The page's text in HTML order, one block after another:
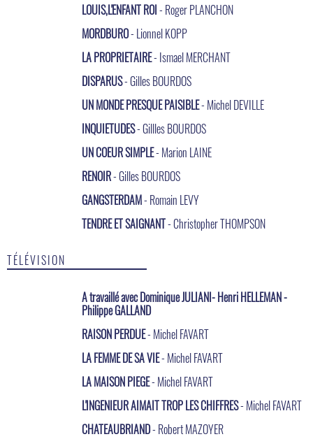
LOUIS,L'ENFANT ROI- Roger PLANCHON
MORDBURO- Lionnel KOPP
LA PROPRIETAIRE- Ismael MERCHANT
DISPARUS- Gilles BOURDOS
UN MONDE PRESQUE PAISIBLE- Michel DEVILLE
INQUIETUDES- Gillles BOURDOS
UN COEUR SIMPLE- Marion LAINE
RENOIR- Gilles BOURDOS
GANGSTERDAM- Romain LEVY
TENDRE ET SAIGNANT- Christopher THOMPSON
TÉLÉVISION
A travaillé avec Dominique JULIANI- Henri HELLEMAN -
Philippe GALLAND
RAISON PERDUE- Michel FAVART
LA FEMME DE SA VIE- Michel FAVART
LA MAISON PIEGE- Michel FAVART
L'INGENIEUR AIMAIT TROP LES CHIFFRES- Michel FAVART
CHATEAUBRIAND- Robert MAZOYER